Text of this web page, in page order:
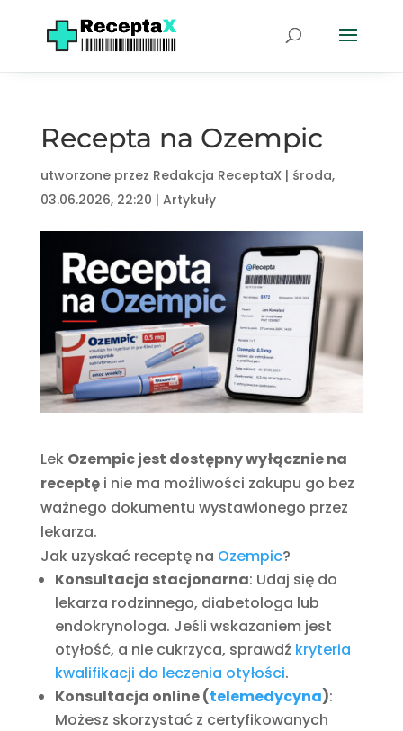
Recepta na Ozempic
utworzone przez Redakcja ReceptaX| środa,
03.06.2026, 22:20 | Artykuły
Lek Ozempic jest dostępny wyłącznie na
receptęi nie ma możliwości zakupu go bez
ważnego dokumentu wystawionego przez
lekarza.
Jak uzyskać receptę na Ozempic?
Konsultacja stacjonarna: Udaj się do
lekarza rodzinnego, diabetologa lub
endokrynologa. Jeśli wskazaniem jest
otyłość, a nie cukrzyca, sprawdź kryteria
kwalifikacji do leczenia otyłości.
Konsultacja online (telemedycyna):
Możesz skorzystać z certyfikowanych